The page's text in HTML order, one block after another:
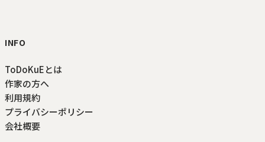
INFO
ToDoKuEとは
作家の方へ
利用規約
プライバシーポリシー
会社概要